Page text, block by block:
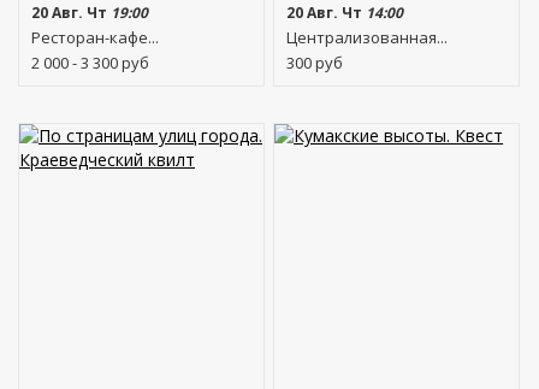
20 Авг. Чт 19:00
Ресторан-кафе...
2 000 - 3 300руб
20 Авг. Чт 14:00
Централизованная...
300руб